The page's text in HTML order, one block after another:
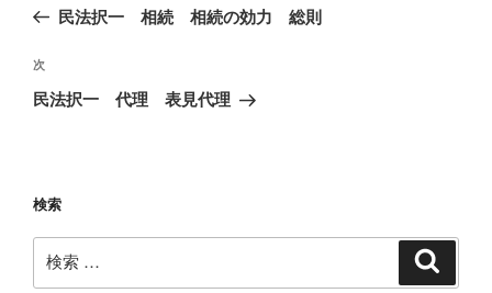
ビ
ゲ
ン
去
投
稿
民法択一 相続 相続の効力 総則
次
の
次
民法択一 代理 表見代理
検索
検
索: